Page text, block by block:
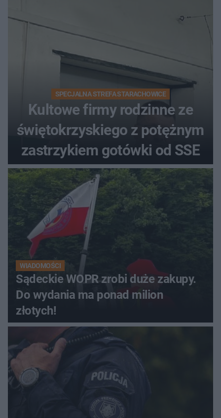
SPECJALNA STREFA STARACHOWICE
Kultowe firmy rodzinne ze
świętokrzyskiego z potężnym
zastrzykiem gotówki od SSE
WIADOMOŚCI
Sądeckie WOPR zrobi duże zakupy.
Do wydania ma ponad milion
złotych!